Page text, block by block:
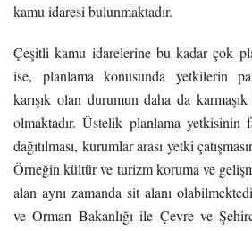
kamu idaresi bulunmaktadır.
Çeşitli kamu idarelerine bu kadar çok
ise, planlama konusunda yetkilerin
karışık olan durumun daha da
olmaktadır. Üstelik planlama yetkisinin
dağıtılması, kurumlar arası yetki
Örneğin kültür ve turizm koruma ve
alan aynı zamanda sit alanı
ve Orman Bakanlığı ile Çevre ve